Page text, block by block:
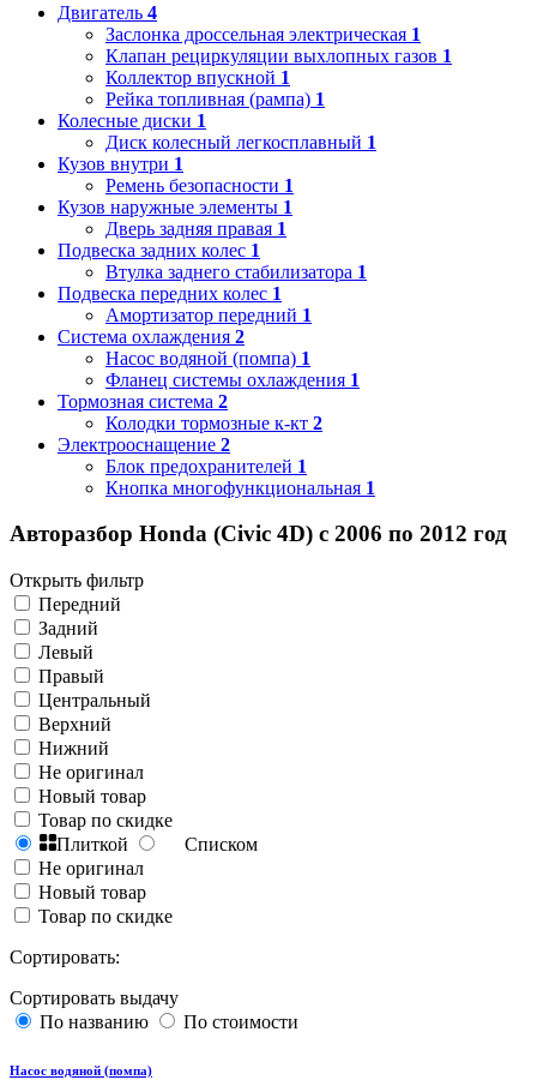
Двигатель 4
Заслонка дроссельная электрическая 1
Клапан рециркуляции выхлопных газов 1
Коллектор впускной 1
Рейка топливная (рампа) 1
Колесные диски 1
Диск колесный легкосплавный 1
Кузов внутри 1
Ремень безопасности 1
Кузов наружные элементы 1
Дверь задняя правая 1
Подвеска задних колес 1
Втулка заднего стабилизатора 1
Подвеска передних колес 1
Амортизатор передний 1
Система охлаждения 2
Насос водяной (помпа) 1
Фланец системы охлаждения 1
Тормозная система 2
Колодки тормозные к-кт 2
Электрооснащение 2
Блок предохранителей 1
Кнопка многофункциональная 1
Авторазбор Honda (Civic 4D) с 2006 по 2012 год
Открыть фильтр
Передний
Задний
Левый
Правый
Центральный
Верхний
Нижний
Не оригинал
Новый товар
Товар по скидке
Плиткой
Списком
Не оригинал
Новый товар
Товар по скидке
Сортировать:
Сортировать выдачу
По названию
По стоимости
Насос водяной (помпа)